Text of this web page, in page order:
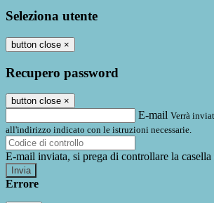
Seleziona utente
button close ×
Recupero password
button close ×
E-mail Verrà
all'indirizzo indicato con le istruzioni necessarie.
E-mail inviata, si prega di controllare la
Errore